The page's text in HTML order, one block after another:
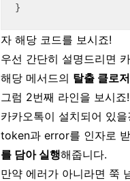
}
자 해당 코드를 보시죠!
우선 간단히 설명드리면
해당 메서드의 탈출 클로
그럼 2번째 라인을 보시죠!
카카오톡이 설치되어 있
token과 error를 인자로
를 담아 실행해줍니다.
만약 에러가 아니라면 쭉